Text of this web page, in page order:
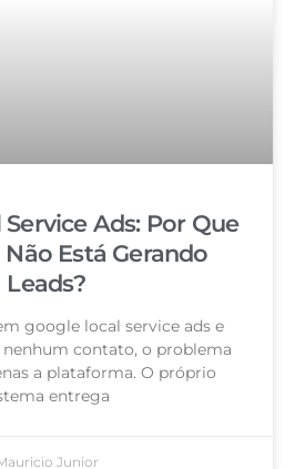
Ads: Por Que
Está Gerando
Leads?
google local service ads e
nenhum contato, o problema
a plataforma. O próprio
entrega
Junior